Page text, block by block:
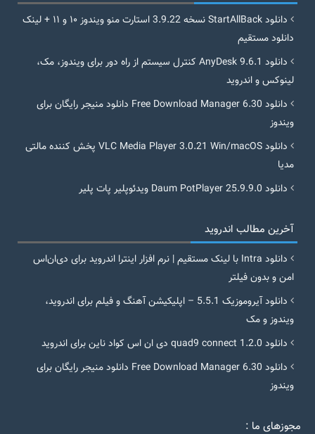
دانلود StartAllBack نسخه 3.9.22 استارت منو ویندوز ۱۰ و ۱۱ + لینک
دانلود مستقیم
دانلود AnyDesk 9.6.1 کنترل سیستم از راه دور برای ویندوز، مک،
لینوکس و اندروید
دانلود Free Download Manager 6.30 دانلود منیجر رایگان برای
ویندوز
دانلود VLC Media Player 3.0.21 Win/macOS پخش کننده مالتی
مدیا
دانلود Daum PotPlayer 25.9.9.0 ویدئوپلیر پات پلیر
آخرین مطالب اندروید
دانلود Intra با لینک مستقیم | نرم افزار اینترا اندروید برای دی‌ان‌اس
امن و بدون فیلتر
دانلود آیروموزیک 5.5.1 – اپلیکیشن آهنگ و فیلم برای اندروید،
ویندوز و مک
دانلود quad9 connect 1.2.0 دی ان اس کواد ناین برای اندروید
دانلود Free Download Manager 6.30 دانلود منیجر رایگان برای
ویندوز
مجوزهای ما :